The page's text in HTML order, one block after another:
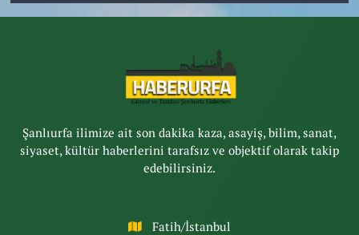
Şanlıurfa ilimize ait son dakika kaza, asayiş, bilim, sanat,
siyaset, kültür haberlerini tarafsız ve objektif olarak takip
edebilirsiniz.
Fatih/İstanbul